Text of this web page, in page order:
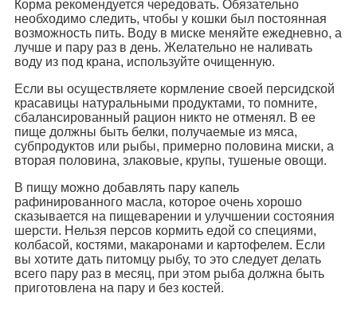
Корма рекомендуется чередовать. Обязательно
необходимо следить, чтобы у кошки был постоянная
возможность пить. Воду в миске меняйте ежедневно, а
лучше и пару раз в день. Желательно не наливать
воду из под крана, используйте очищенную.
Если вы осуществляете кормление своей персидской
красавицы натуральными продуктами, то помните,
сбалансированный рацион никто не отменял. В ее
пище должны быть белки, получаемые из мяса,
субпродуктов или рыбы, примерно половина миски, а
вторая половина, злаковые, крупы, тушеные овощи.
В пищу можно добавлять пару капель
рафинированного масла, которое очень хорошо
сказывается на пищеварении и улучшении состояния
шерсти. Нельзя персов кормить едой со специями,
колбасой, костями, макаронами и картофелем. Если
вы хотите дать питомцу рыбу, то это следует делать
всего пару раз в месяц, при этом рыба должна быть
приготовлена на пару и без костей.